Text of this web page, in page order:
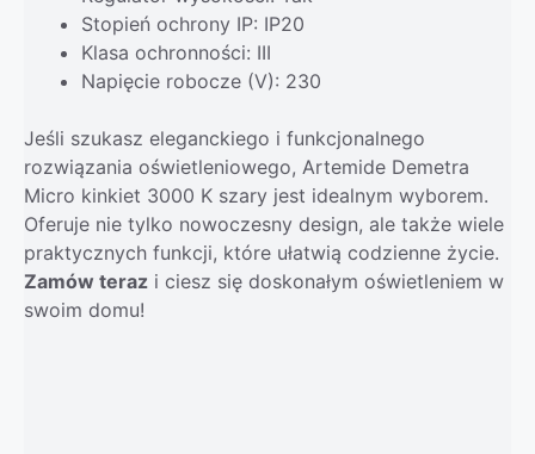
Stopień ochrony IP: IP20
Klasa ochronności: III
Napięcie robocze (V): 230
Jeśli szukasz eleganckiego i funkcjonalnego
rozwiązania oświetleniowego, Artemide Demetra
Micro kinkiet 3000 K szary jest idealnym wyborem.
Oferuje nie tylko nowoczesny design, ale także wiele
praktycznych funkcji, które ułatwią codzienne życie.
Zamów teraz i ciesz się doskonałym oświetleniem w
swoim domu!